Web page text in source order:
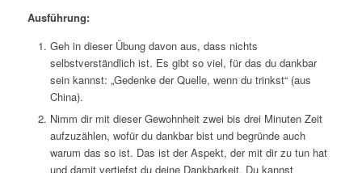
Ausführung:
Geh in dieser Übung davon aus, dass nichts
selbstverständlich ist. Es gibt so viel, für das du dankbar
sein kannst: „Gedenke der Quelle, wenn du trinkst“ (aus
China).
Nimm dir mit dieser Gewohnheit zwei bis drei Minuten Zeit
aufzuzählen, wofür du dankbar bist und begründe auch
warum das so ist. Das ist der Aspekt, der mit dir zu tun hat
und damit vertiefst du deine Dankbarkeit. Du kannst